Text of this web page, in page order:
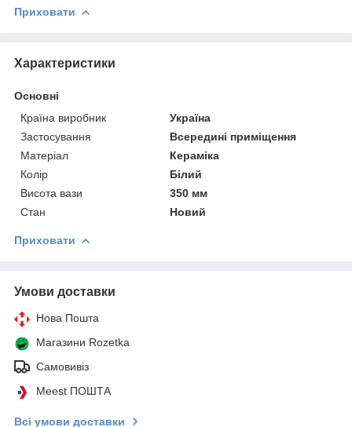
Приховати
Характеристики
Основні
Країна виробник
Україна
Застосування
Всередині приміщення
Матеріал
Кераміка
Колір
Білий
Висота вази
350 мм
Стан
Новий
Приховати
Умови доставки
Нова Пошта
Магазини Rozetka
Самовивіз
Meest ПОШТА
Всі умови доставки